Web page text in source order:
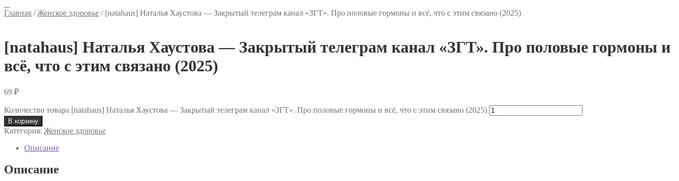
Главная /Женское здоровье / [natahaus] Наталья Хаустова ― Закрытый телеграм канал «ЗГТ». Про половые гормоны и всё, что с этим связано (2025)
[natahaus] Наталья Хаустова ― Закрытый телеграм канал «ЗГТ». Про половые гормоны и
всё, что с этим связано (2025)
69 ₽
Количество товара [natahaus] Наталья Хаустова ― Закрытый телеграм канал «ЗГТ». Про половые гормоны и всё, что с этим связано (2025)
В корзину
Категория: Женское здоровье
Описание
Описание